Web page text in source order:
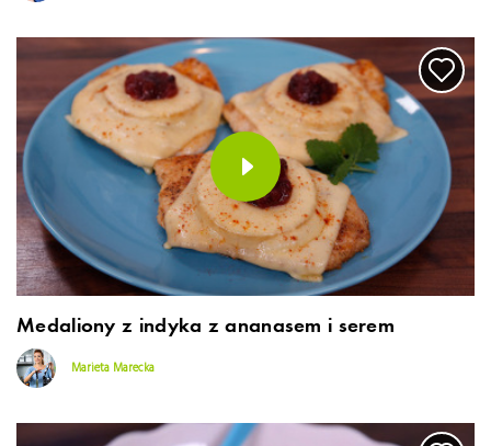
Medaliony z indyka z ananasem i serem
Marieta Marecka